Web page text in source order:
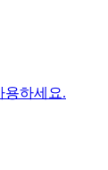
용하세요.